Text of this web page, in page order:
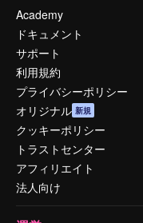
Academy
ドキュメント
サポート
利用規約
プライバシーポリシー
オリジナル 新規
クッキーポリシー
トラストセンター
アフィリエイト
法人向け